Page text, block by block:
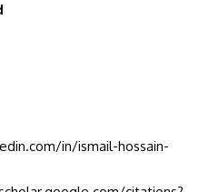
in/ismail-hossain-